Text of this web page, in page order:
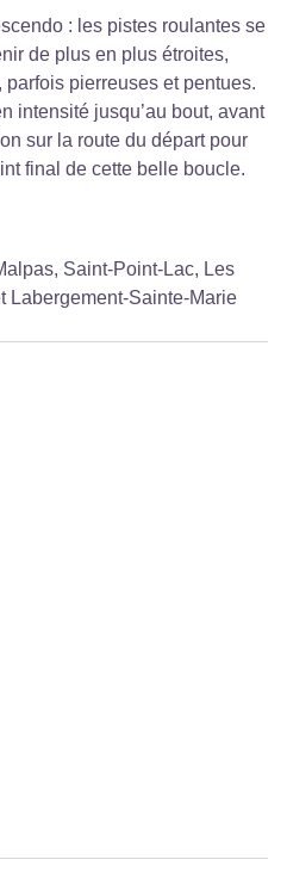
: les pistes roulantes se
de plus en plus étroites,
pierreuses et pentues.
intensité jusqu’au bout, avant
sur la route du départ pour
final de cette belle boucle.
Saint-Point-Lac, Les
Labergement-Sainte-Marie